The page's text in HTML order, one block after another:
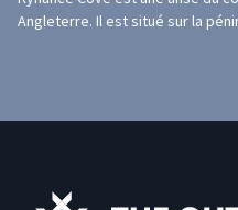
Angleterre. Il est situé sur la